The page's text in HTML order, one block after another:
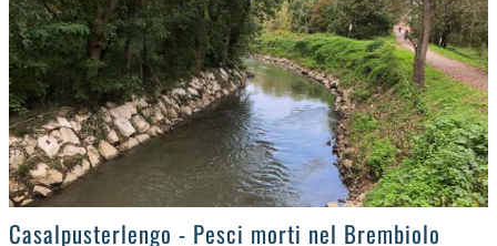
>
Casalpusterlengo - Pesci morti nel Brembiolo